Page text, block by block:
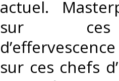
actuel.
sur ces
sur ces chefs